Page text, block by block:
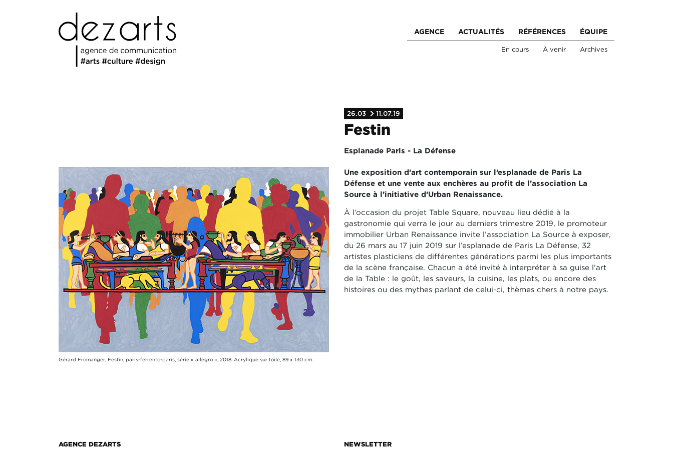
AGENCE ACTUALITÉS RÉFÉRENCES ÉQUIPE
En cours À venir Archives
26.03 11.07.19
Festin
Esplanade Paris - La Défense
Gérard Fromanger, Festin, paris-ferrento-paris, série « allegro », 2018. Acrylique sur toile, 89 x 130 cm.
Une exposition d’art contemporain sur l’esplanade de Paris La
Défense et une vente aux enchères au profit de l’association La
Source à l’initiative d’Urban Renaissance.
À l’occasion du projet Table Square, nouveau lieu dédié à la
gastronomie qui verra le jour au derniers trimestre 2019, le promoteur
immobilier Urban Renaissance invite l’association La Source à exposer,
du 26 mars au 17 juin 2019 sur l’esplanade de Paris La Défense, 32
artistes plasticiens de différentes générations parmi les plus importants
de la scène française. Chacun a été invité à interpréter à sa guise l’art
de la Table : le goût, les saveurs, la cuisine, les plats, ou encore des
histoires ou des mythes parlant de celui-ci, thèmes chers à notre pays.
AGENCE DEZARTS NEWSLETTER